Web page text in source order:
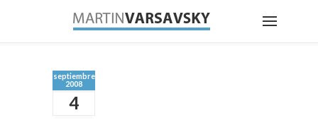
septiembre
2008
4